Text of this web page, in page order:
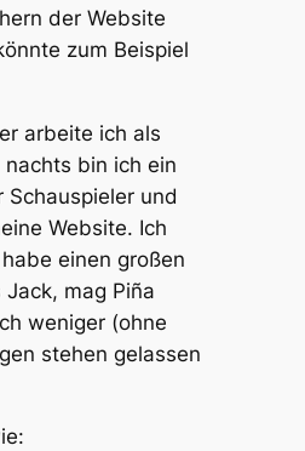
der Website
zum Beispiel
arbeite ich als
nachts bin ich ein
und
Website. Ich
einen großen
mag Piña
weniger (ohne
stehen gelassen